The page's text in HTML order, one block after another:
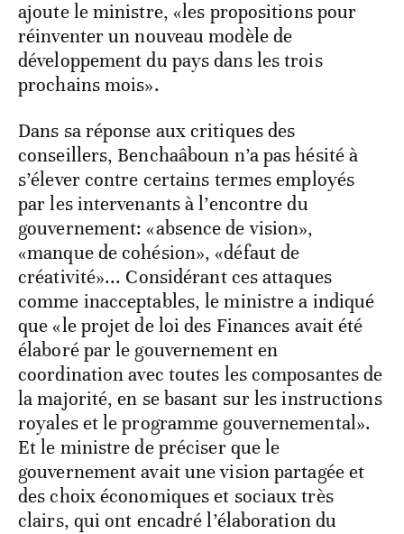
ajoute le ministre, «les propositions pour
réinventer un nouveau modèle de
développement du pays dans les trois
prochains mois».
Dans sa réponse aux critiques des
conseillers, Benchaâboun n’a pas hésité à
s’élever contre certains termes employés
par les intervenants à l’encontre du
gouvernement: «absence de vision»,
«manque de cohésion», «défaut de
créativité»... Considérant ces attaques
comme inacceptables, le ministre a indiqué
que «le projet de loi des Finances avait été
élaboré par le gouvernement en
coordination avec toutes les composantes de
la majorité, en se basant sur les instructions
royales et le programme gouvernemental».
Et le ministre de préciser que le
gouvernement avait une vision partagée et
des choix économiques et sociaux très
clairs, qui ont encadré l’élaboration du